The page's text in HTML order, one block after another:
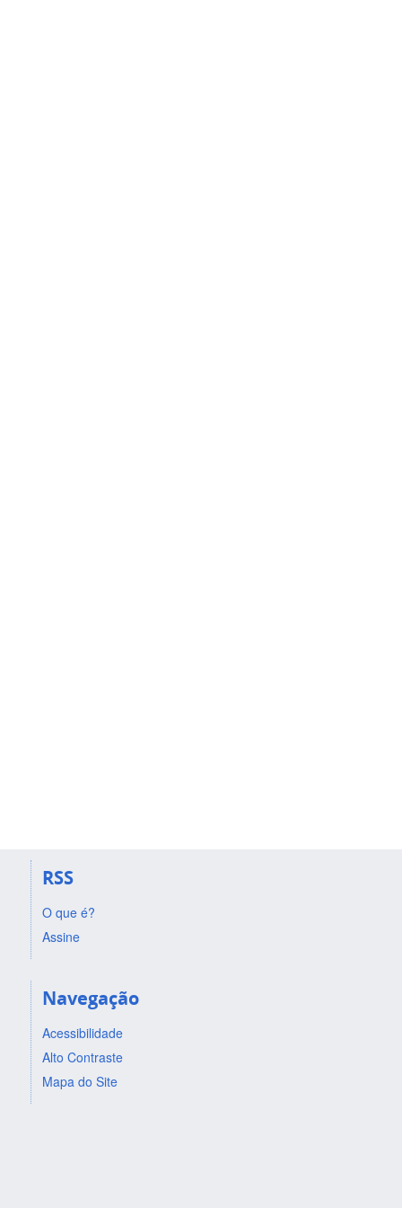
RSS
O que é?
Assine
Navegação
Acessibilidade
Alto Contraste
Mapa do Site